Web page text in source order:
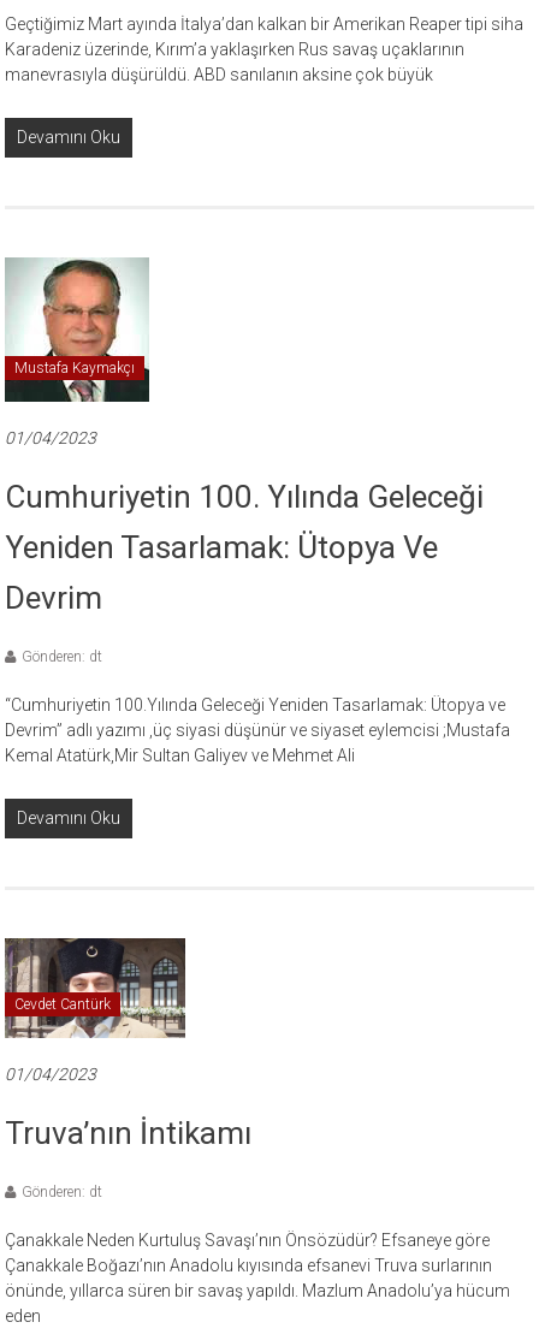
Geçtiğimiz Mart ayında İtalya’dan kalkan bir Amerikan Reaper tipi siha
Karadeniz üzerinde, Kırım’a yaklaşırken Rus savaş uçaklarının
manevrasıyla düşürüldü. ABD sanılanın aksine çok büyük
Devamını Oku
Mustafa Kaymakçı
01/04/2023
Cumhuriyetin 100. Yılında Geleceği
Yeniden Tasarlamak: Ütopya Ve
Devrim
Gönderen: dt
“Cumhuriyetin 100.Yılında Geleceği Yeniden Tasarlamak: Ütopya ve
Devrim” adlı yazımı ,üç siyasi düşünür ve siyaset eylemcisi ;Mustafa
Kemal Atatürk,Mir Sultan Galiyev ve Mehmet Ali
Devamını Oku
Cevdet Cantürk
01/04/2023
Truva’nın İntikamı
Gönderen: dt
Çanakkale Neden Kurtuluş Savaşı’nın Önsözüdür? Efsaneye göre
Çanakkale Boğazı’nın Anadolu kıyısında efsanevi Truva surlarının
önünde, yıllarca süren bir savaş yapıldı. Mazlum Anadolu’ya hücum
eden